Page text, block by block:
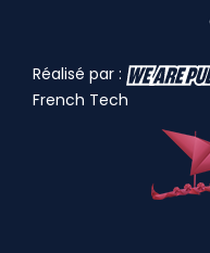
Réalisé par :
French Tech